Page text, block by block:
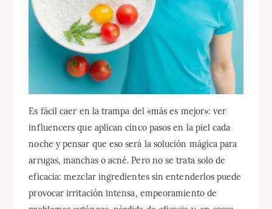
Es fácil caer en la trampa del «más es mejor»: ver
influencers que aplican cinco pasos en la piel cada
noche y pensar que eso será la solución mágica para
arrugas, manchas o acné. Pero no se trata solo de
eficacia: mezclar ingredientes sin entenderlos puede
provocar irritación intensa, empeoramiento de